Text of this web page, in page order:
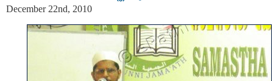
December 22nd, 2010